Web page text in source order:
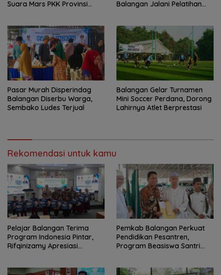
Suara Mars PKK Provinsi
Balangan Jalani Pelatihan
Pasar Murah Disperindag
Balangan Diserbu Warga,
Sembako Ludes Terjual
Balangan Gelar Turnamen
Mini Soccer Perdana, Dorong
Lahirnya Atlet Berprestasi
Rekomendasi untuk kamu
Pelajar Balangan Terima
Program Indonesia Pintar,
Rifqinizamy Apresiasi
Pemkab Balangan Perkuat
Pendidikan Pesantren,
Program Beasiswa Santri